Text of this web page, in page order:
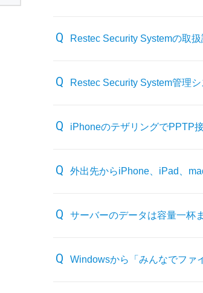
Restec Security Systemの取
Restec Security System管理
iPhoneのテザリングでPPTP
外出先からiPhone、iPad、
サーバーのデータは容量一杯
Windowsから「みんなでファ